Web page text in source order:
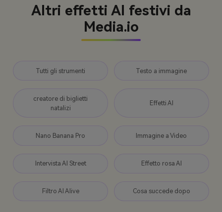
Altri effetti AI festivi da
Media.io
Tutti gli strumenti Testo a immagine
creatore di biglietti
natalizi
Effetti AI
Nano Banana Pro Immagine a Video
Intervista AI Street Effetto rosa AI
Filtro AI Alive Cosa succede dopo